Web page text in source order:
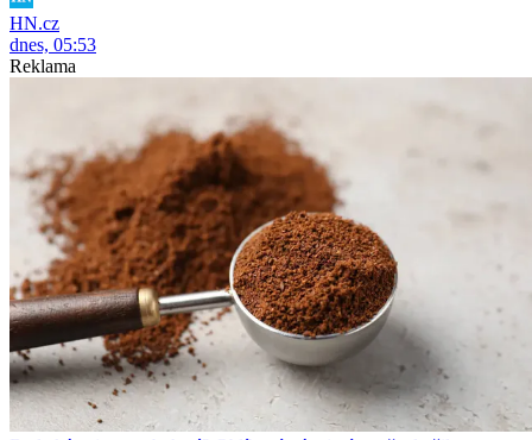
HN.cz
dnes, 05:53
Reklama